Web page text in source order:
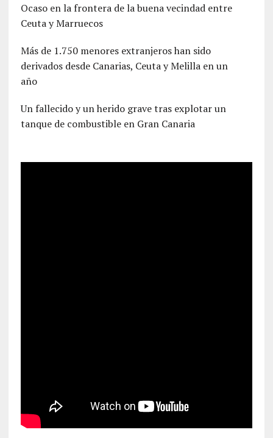
Ocaso en la frontera de la buena vecindad entre
Ceuta y Marruecos
Más de 1.750 menores extranjeros han sido
derivados desde Canarias, Ceuta y Melilla en un
año
Un fallecido y un herido grave tras explotar un
tanque de combustible en Gran Canaria